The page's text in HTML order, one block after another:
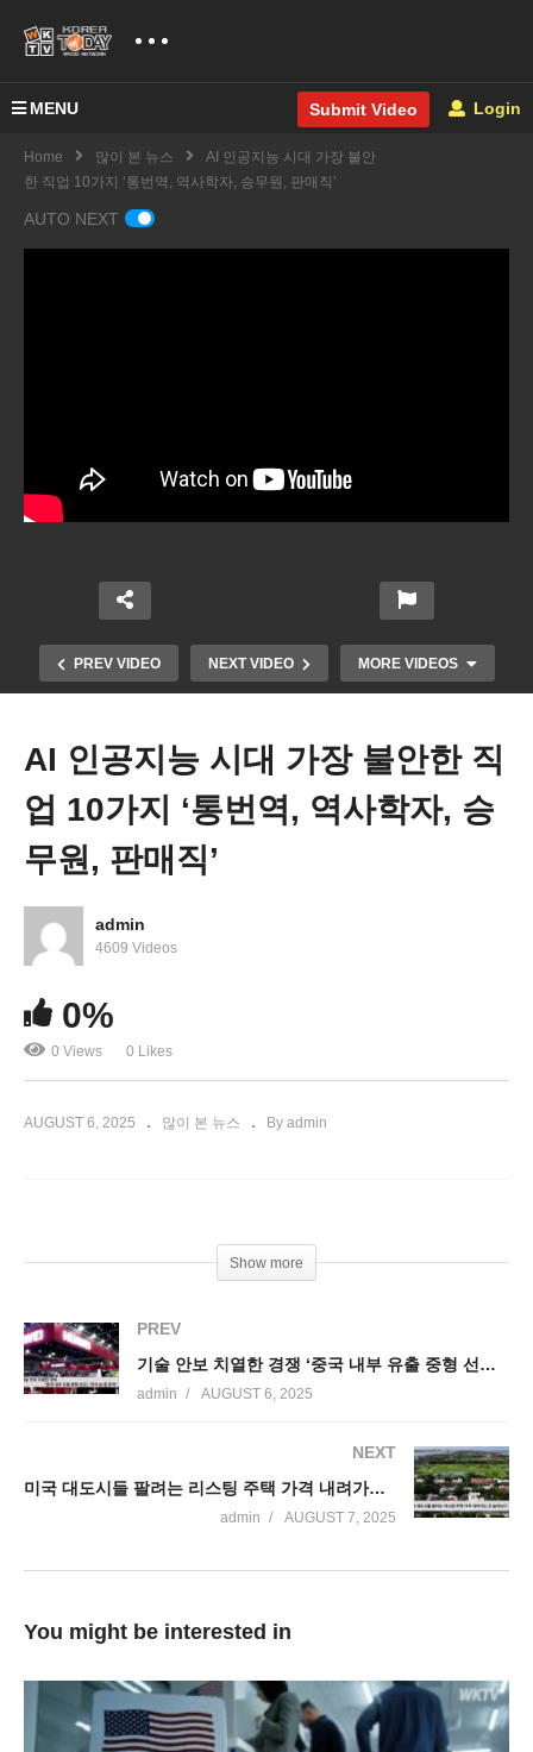
MENU Submit Video Login
Home 많이 본 뉴스
AI 인공지능 시대 가장 불안
한 직업 10가지 ‘통번역, 역사학자, 승무원, 판매직’
AUTO NEXT
PREV VIDEO NEXT VIDEO MORE VIDEOS
이민 수속 중 체류 신분 잃거나 범죄 연루 시 그린카
드 대신 추방 ‘USCIS 새 지침’
AI 인공지능 시대 가장 불안한 직
업 10가지 ‘통번역, 역사학자, 승
무원, 판매직’
admin
4609 Videos
0%
0 Views 0 Likes
AUGUST 6, 2025 많이 본 뉴스 By admin
Show more
PREV
기술 안보 치열한 경쟁 ‘중국 내부 유출 중형 선고’, ‘미국 AI 칩 추적’
admin AUGUST 6, 2025
NEXT
미국 대도시들 팔려는 리스팅 주택 가격 내려가는 곳 늘어난다
admin AUGUST 7, 2025
You might be interested in